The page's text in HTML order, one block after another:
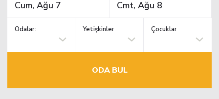
Odalar: Yetişkinler Çocuklar
ODA BUL